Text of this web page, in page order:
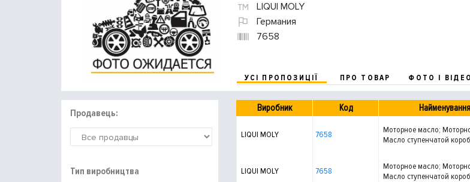
LIQUI MOLY
Германия
7658
УСІ ПРОПОЗИЦІЇ ПРО ТОВАР ФОТО І ВІДЕО
Продавець:
Тип виробництва
Виробник Код Найменування
LIQUI MOLY 7658
Моторное масло;
Масло ступенчатой
LIQUI MOLY 7658
Моторное масло;
Масло ступенчатой